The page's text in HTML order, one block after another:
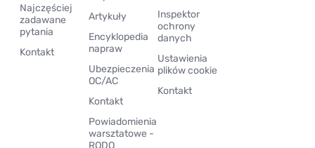
Najczęściej
zadawane
pytania
Kontakt
Artykuły
Encyklopedia
napraw
Ubezpieczenia
OC/AC
Kontakt
Powiadomienia
warsztatowe -
RODO
Inspektor
ochrony
danych
Ustawienia
plików cookie
Kontakt